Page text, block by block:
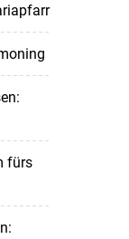
fürs